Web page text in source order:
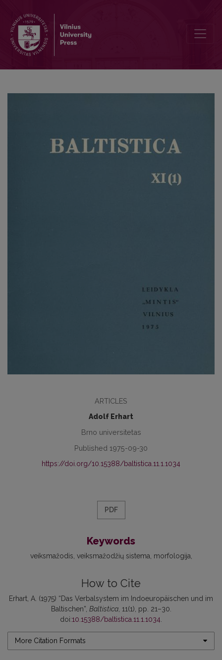
ARTICLES
Adolf Erhart
Brno universitetas
Published 1975-09-30
https://doi.org/10.15388/baltistica.11.1.1034
PDF
Keywords
veiksmažodis veiksmažodžių sistema morfologija
How to Cite
Erhart, A. (1975) “Das Verbalsystem im Indoeuropäischen und im
Baltischen”, Baltistica, 11(1), pp. 21–30.
doi:10.15388/baltistica.11.1.1034
More Citation Formats